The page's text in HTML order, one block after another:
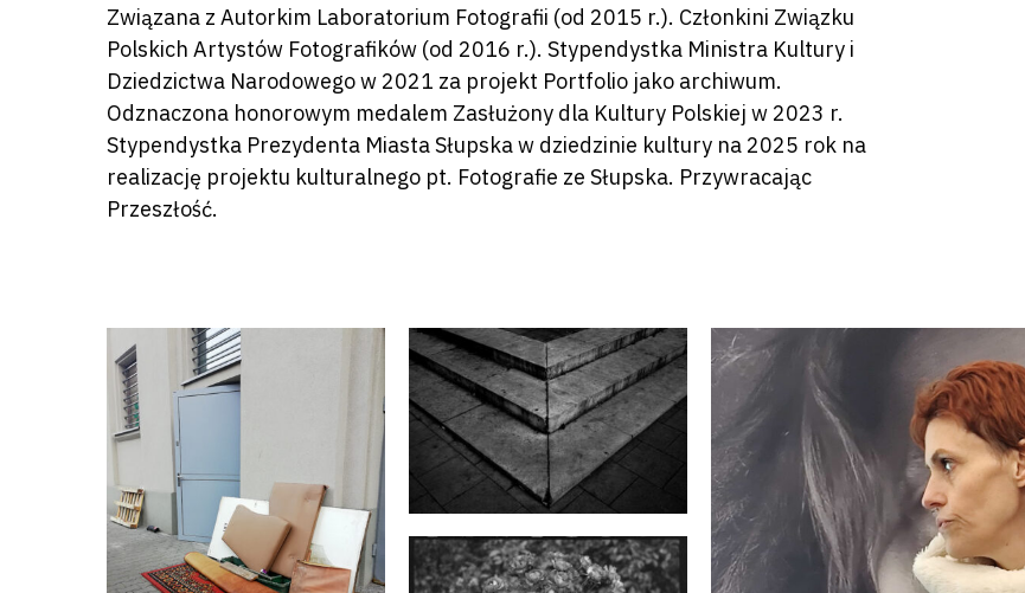
Związana z Autorkim Laboratorium Fotografii (od 2015 r.). Członkini Związku
Polskich Artystów Fotografików (od 2016 r.). Stypendystka Ministra Kultury i
Dziedzictwa Narodowego w 2021 za projekt Portfolio jako archiwum.
Odznaczona honorowym medalem Zasłużony dla Kultury Polskiej w 2023 r.
Stypendystka Prezydenta Miasta Słupska w dziedzinie kultury na 2025 rok na
realizację projektu kulturalnego pt. Fotografie ze Słupska. Przywracając
Przeszłość.